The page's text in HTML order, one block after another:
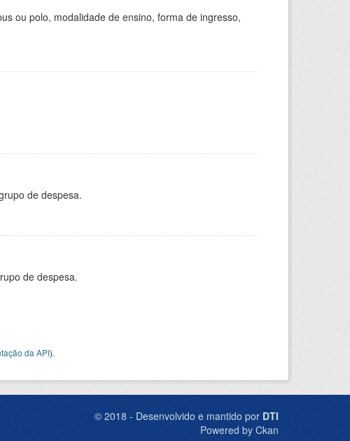
ou polo, modalidade de ensino, forma de ingresso,
de despesa.
de despesa.
da API).
© 2018 - Desenvolvido e mantido por DTI
Powered by Ckan